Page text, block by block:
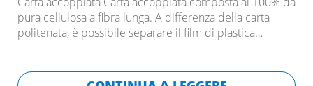
pura cellulosa a fibra lunga. A differenza della carta
politenata, è possibile separare il film di plastica…